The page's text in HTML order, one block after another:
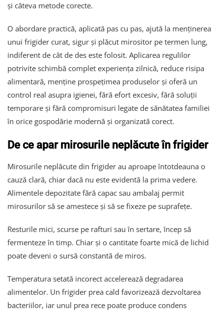
și câteva metode corecte.
O abordare practică, aplicată pas cu pas, ajută la menținerea
unui frigider curat, sigur și plăcut mirositor pe termen lung,
indiferent de cât de des este folosit. Aplicarea regulilor
potrivite schimbă complet experiența zilnică, reduce risipa
alimentară, menține prospețimea produselor și oferă un
control real asupra igienei, fără efort excesiv, fără soluții
temporare și fără compromisuri legate de sănătatea familiei
în orice gospodărie modernă și organizată corect.
De ce apar mirosurile neplăcute în frigider
Mirosurile neplăcute din frigider au aproape întotdeauna o
cauză clară, chiar dacă nu este evidentă la prima vedere.
Alimentele depozitate fără capac sau ambalaj permit
mirosurilor să se amestece și să se fixeze pe suprafețe.
Resturile mici, scurse pe rafturi sau în sertare, încep să
fermenteze în timp. Chiar și o cantitate foarte mică de lichid
poate deveni o sursă constantă de miros.
Temperatura setată incorect accelerează degradarea
alimentelor. Un frigider prea cald favorizează dezvoltarea
bacteriilor, iar unul prea rece poate produce condens